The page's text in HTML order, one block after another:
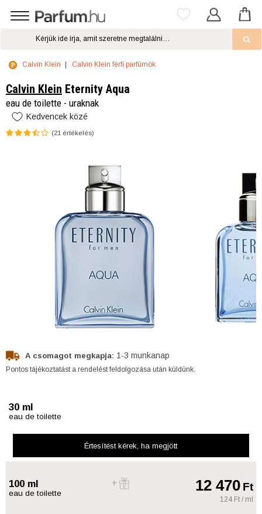
Calvin Klein Calvin Klein férfi parfümök
Calvin Klein Eternity Aqua
eau de toilette - uraknak
Kedvencek közé
(21 értékelés)
A csomagot megkapja: 1-3 munkanap
Pontos tájékoztatást a rendelést feldolgozása után küldünk.
30 ml
eau de toilette
Értesítést kérek , ha megjött
100 ml
eau de toilette 12 470Ft
124 Ft / ml